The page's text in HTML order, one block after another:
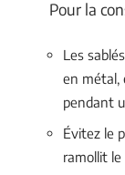
Pour la
Les
en métal,
pendant
Évitez le
ramollit le